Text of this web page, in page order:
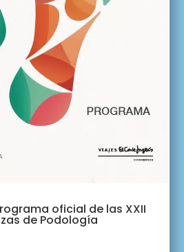
oficial de las XXII
de Podología